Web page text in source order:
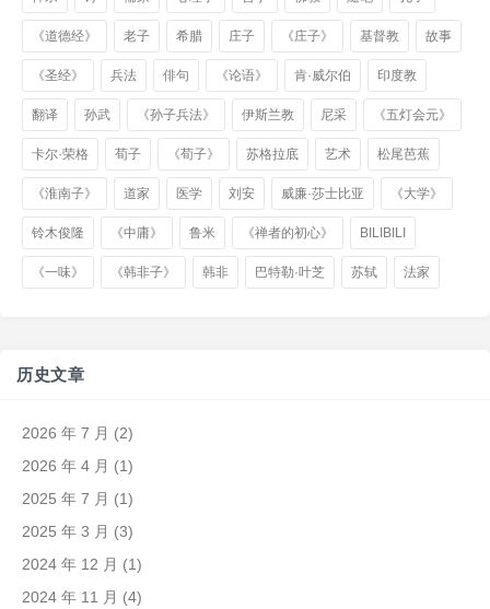
《道德经》 老子 希腊 庄子 《庄子》 基督教 故事
《圣经》 兵法 俳句 《论语》 肯·威尔伯 印度教
翻译 孙武 《孙子兵法》 伊斯兰教 尼采 《五灯会元》
卡尔·荣格 荀子 《荀子》 苏格拉底 艺术 松尾芭蕉
《淮南子》 道家 医学 刘安 威廉·莎士比亚 《大学》
铃木俊隆 《中庸》 鲁米 《禅者的初心》 BILIBILI
《一味》 《韩非子》 韩非 巴特勒·叶芝 苏轼 法家
历史文章
2026 年 7 月 (2)
2026 年 4 月 (1)
2025 年 7 月 (1)
2025 年 3 月 (3)
2024 年 12 月 (1)
2024 年 11 月 (4)